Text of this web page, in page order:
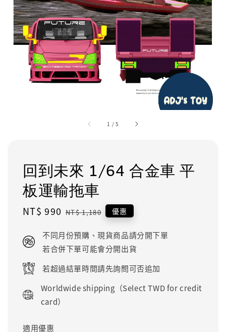
1 /5
回到未來 1/64 合金車 平
板運輸拖車
Sale
NT$ 990 Regular
NT$ 1,180 優惠
不同月份預購、現貨商品請分開下單
若合併下單可能會分開出貨
若超過結單時間請先詢問可否追加
Worldwide shipping（Select TWD for credit
card）
適用優惠